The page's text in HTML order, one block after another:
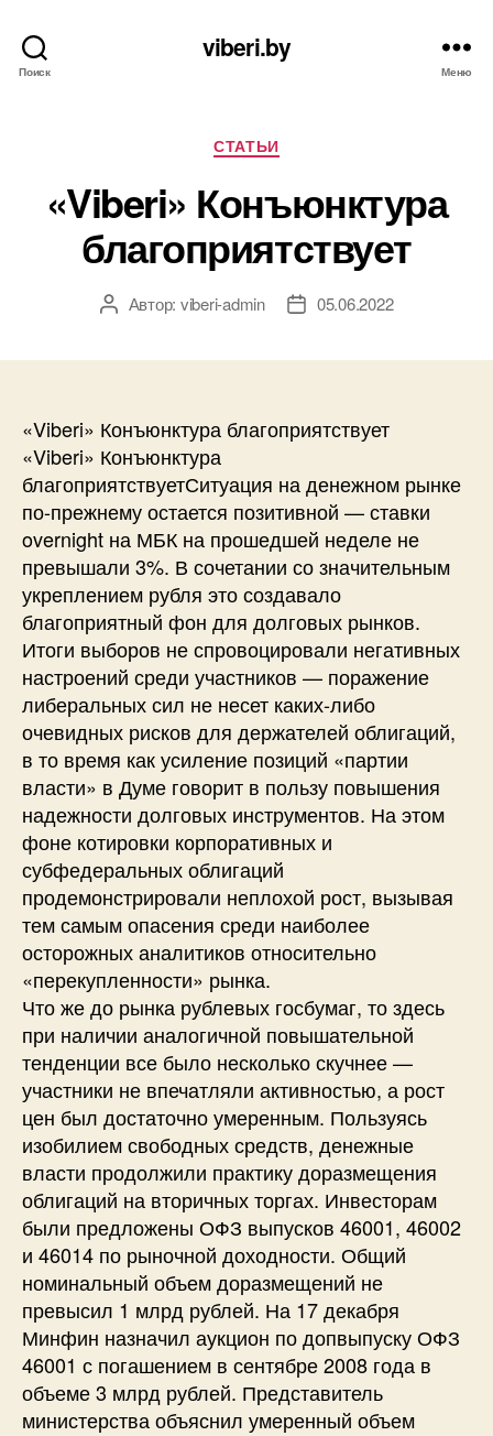
Поиск
viberi.by
Меню
Рубрики
СТАТЬИ
«Viberi» Конъюнктура
благоприятствует
АвторАвтор: viberi-admin
Дата05.06.2022
«Viberi» Конъюнктура благоприятствует
«Viberi» Конъюнктура
благоприятствуетСитуация на денежном рынке
по-прежнему остается позитивной — ставки
overnight на МБК на прошедшей неделе не
превышали 3%. В сочетании со значительным
укреплением рубля это создавало
благоприятный фон для долговых рынков.
Итоги выборов не спровоцировали негативных
настроений среди участников — поражение
либеральных сил не несет каких-либо
очевидных рисков для держателей облигаций,
в то время как усиление позиций «партии
власти» в Думе говорит в пользу повышения
надежности долговых инструментов. На этом
фоне котировки корпоративных и
субфедеральных облигаций
продемонстрировали неплохой рост, вызывая
тем самым опасения среди наиболее
осторожных аналитиков относительно
«перекупленности» рынка.
Что же до рынка рублевых госбумаг, то здесь
при наличии аналогичной повышательной
тенденции все было несколько скучнее —
участники не впечатляли активностью, а рост
цен был достаточно умеренным. Пользуясь
изобилием свободных средств, денежные
власти продолжили практику доразмещения
облигаций на вторичных торгах. Инвесторам
были предложены ОФЗ выпусков 46001, 46002
и 46014 по рыночной доходности. Общий
номинальный объем доразмещений не
превысил 1 млрд рублей. На 17 декабря
Минфин назначил аукцион по допвыпуску ОФЗ
46001 с погашением в сентябре 2008 года в
объеме 3 млрд рублей. Представитель
министерства объяснил умеренный объем